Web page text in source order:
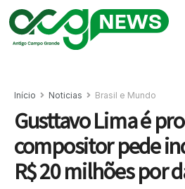
Início Noticias Brasil e Mundo
Gusttavo Lima é
compositor pede
R$ 20 milhões por